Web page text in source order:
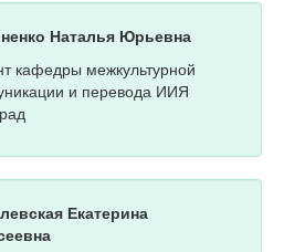
Наталья Юрьевна
кафедры межкультурной
и перевода ИИЯ
Екатерина